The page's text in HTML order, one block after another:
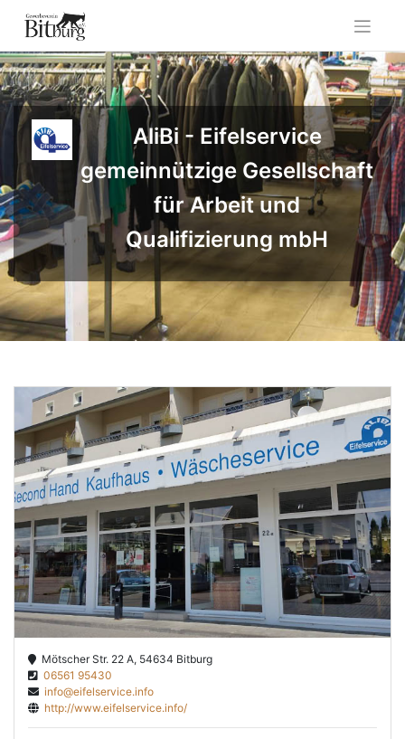
content
AliBi - Eifelservice
gemeinnützige Gesellschaft
für Arbeit und
Qualifizierung mbH
Mötscher Str. 22 A, 54634 Bitburg
06561 95430
info@eifelservice.info
http://www.eifelservice.info/